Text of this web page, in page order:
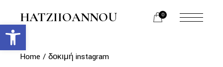
HATZIIOANNOU 0
Home δοκιμή instagram
Ανοίξτε τη γραμμή εργαλείων